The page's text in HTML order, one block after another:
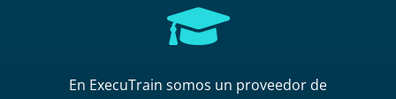

En ExecuTrain somos un proveedor de